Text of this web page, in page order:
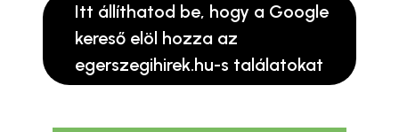
Itt állíthatod be, hogy a Google
kereső elöl hozza az
egerszegihirek.hu-s találatokat